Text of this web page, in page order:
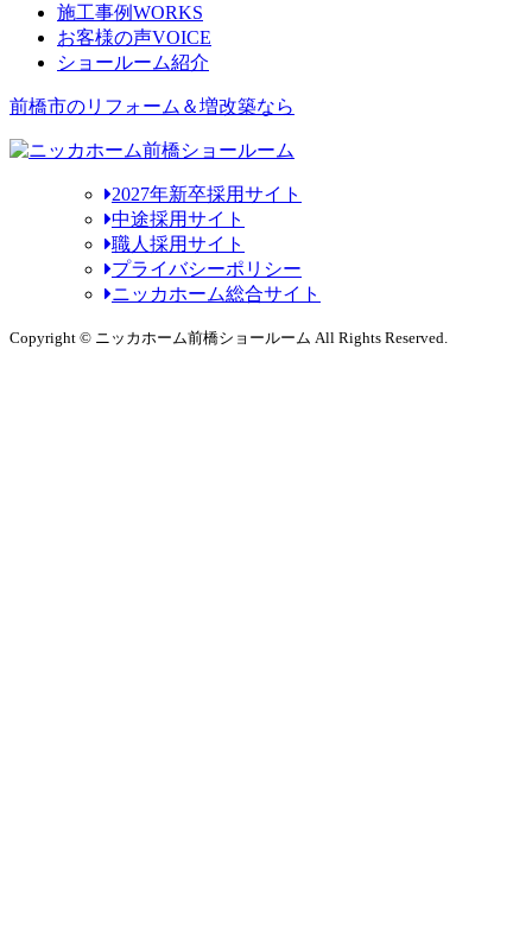
施工事例WORKS
お客様の声VOICE
ショールーム紹介
前橋市のリフォーム＆増改築なら
2027年新卒採用サイト
中途採用サイト
職人採用サイト
プライバシーポリシー
ニッカホーム総合サイト
Copyright © ニッカホーム前橋ショールーム All Rights Reserved.